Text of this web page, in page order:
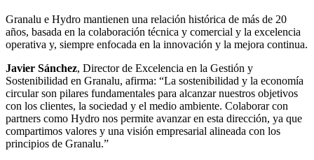
Granalu e Hydro mantienen una relación histórica de más de 20
años, basada en la colaboración técnica y comercial y la excelencia
operativa y, siempre enfocada en la innovación y la mejora continua.
Javier Sánchez, Director de Excelencia en la Gestión y
Sostenibilidad en Granalu, afirma: “La sostenibilidad y la economía
circular son pilares fundamentales para alcanzar nuestros objetivos
con los clientes, la sociedad y el medio ambiente. Colaborar con
partners como Hydro nos permite avanzar en esta dirección, ya que
compartimos valores y una visión empresarial alineada con los
principios de Granalu.”